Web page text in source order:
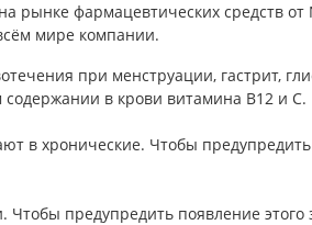
рынке фармацевтических средств от
мире компании.
при менструации, гастрит,
содержании в крови витамина В12 и С.
в хронические. Чтобы
предупредить появление этого